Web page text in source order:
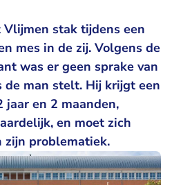
stak tijdens een
mes in de zij. Volgens de
was er geen sprake van
man stelt. Hij krijgt een
jaar en 2 maanden,
en moet zich
zijn problematiek.